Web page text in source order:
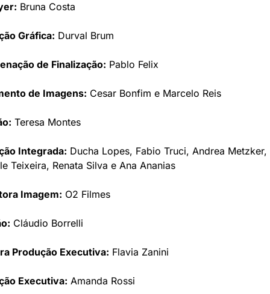
Bruna Costa
Gráfica: Durval Brum
de Finalização: Pablo Felix
de Imagens: Cesar Bonfim e Marcelo Reis
Teresa Montes
Integrada: Ducha Lopes, Fabio Truci, Andrea Metzker,
Teixeira, Renata Silva e Ana Ananias
Imagem: O2 Filmes
Cláudio Borrelli
Produção Executiva: Flavia Zanini
Executiva: Amanda Rossi